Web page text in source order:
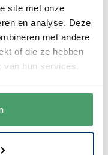
site met onze
en analyse. Deze
met andere
of die ze hebben
van hun services.
van Onze